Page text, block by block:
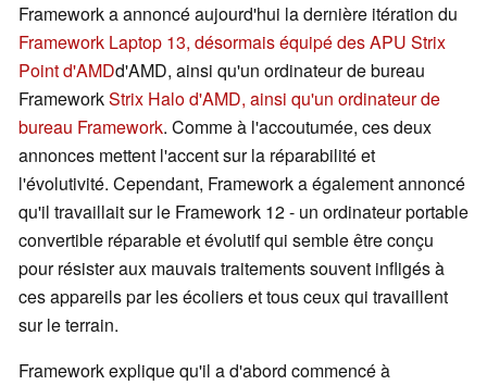
Framework a annoncé aujourd'hui la dernière itération du
Framework Laptop 13, désormais équipé des APU Strix
Point d'AMDd'AMD, ainsi qu'un ordinateur de bureau
FrameworkStrix Halo d'AMD, ainsi qu'un ordinateur de
bureau Framework. Comme à l'accoutumée, ces deux
annonces mettent l'accent sur la réparabilité et
l'évolutivité. Cependant, Framework a également annoncé
qu'il travaillait sur le Framework 12 - un ordinateur portable
convertible réparable et évolutif qui semble être conçu
pour résister aux mauvais traitements souvent infligés à
ces appareils par les écoliers et tous ceux qui travaillent
sur le terrain.
Framework explique qu'il a d'abord commencé à